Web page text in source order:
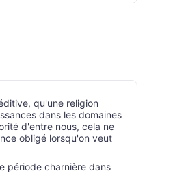
qu'une religion
dans les domaines
d'entre nous, cela ne
obligé lorsqu'on veut
période charnière dans